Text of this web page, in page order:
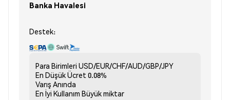
Banka Havalesi
Destek:
Para Birimleri USD/EUR/CHF/AUD/GBP/JPY
En Düşük Ücret 0.08%
Varış Anında
En İyi Kullanım Büyük miktar